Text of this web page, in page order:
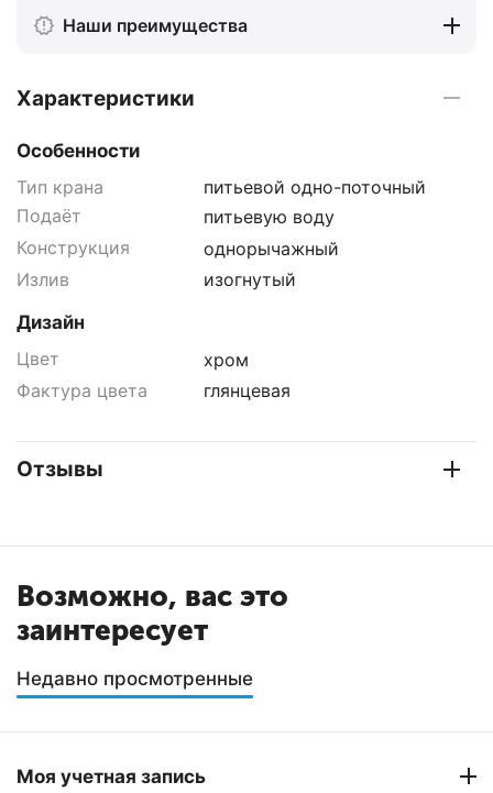
Наши преимущества
Характеристики
Особенности
Тип крана
питьевой одно-поточный
Подаёт
питьевую воду
Конструкция
однорычажный
Излив
изогнутый
Дизайн
Цвет
хром
Фактура цвета
глянцевая
Отзывы
Возможно, вас это
заинтересует
Недавно просмотренные
Моя учетная запись